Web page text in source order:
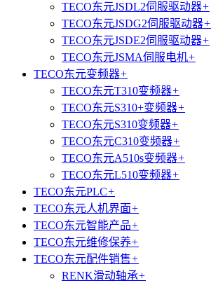
TECO东元JSDL2伺服驱动器+
TECO东元JSDG2伺服驱动器+
TECO东元JSDE2伺服驱动器+
TECO东元JSMA伺服电机+
TECO东元变频器+
TECO东元T310变频器+
TECO东元S310+变频器+
TECO东元S310变频器+
TECO东元C310变频器+
TECO东元A510s变频器+
TECO东元L510变频器+
TECO东元PLC+
TECO东元人机界面+
TECO东元智能产品+
TECO东元维修保养+
TECO东元配件销售+
RENK滑动轴承+